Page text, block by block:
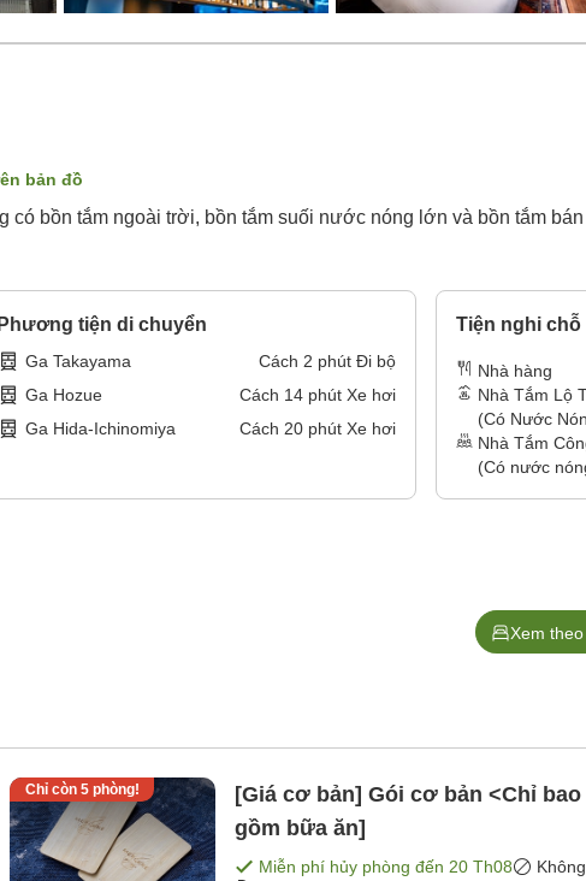
bản đồ
bồn tắm ngoài trời, bồn tắm suối nước nóng lớn và bồn tắm
Phương tiện di chuyển
Ga Takayama Cách 2 phút Đi bộ
Ga Hozue
Cách 14phút Xe hơi
Ga Hida-Ichinomiya
Cách 20phút Xe hơi
Tiện nghi chỗ
Nhà hàng
Nhà Tắm Lộ
(Có Nước
Nhà Tắm
(Có nước
Xem
Chỉ còn 5phòng!
[Giá cơ bản] Gói cơ bản <Chỉ
gồm bữa ăn]
Miễn phí hủy phòng đến 20 Th08